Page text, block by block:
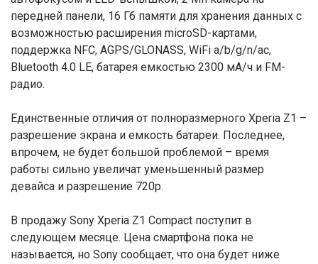
передней панели, 16 Гб памяти для хранения данных с
возможностью расширения microSD-картами,
поддержка NFC, AGPS/GLONASS, WiFi a/b/g/n/ac,
Bluetooth 4.0 LE, батарея емкостью 2300 мА/ч и FM-
радио.
Единственные отличия от полноразмерного Xperia Z1 –
разрешение экрана и емкость батареи. Последнее,
впрочем, не будет большой проблемой – время
работы сильно увеличат уменьшенный размер
девайса и разрешение 720p.
В продажу Sony Xperia Z1 Compact поступит в
следующем месяце. Цена смартфона пока не
называется, но Sony сообщает, что она будет ниже